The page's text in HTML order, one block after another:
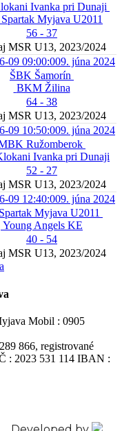
Ivanka pri Dunaji
Myjava U2011
56 - 37
MSR U13, 2023/2024
09 09:00:009. júna 2024
ŠBK Šamorín
BKM Žilina
64 - 38
MSR U13, 2023/2024
09 10:50:009. júna 2024
Ružomberok
Ivanka pri Dunaji
52 - 27
MSR U13, 2023/2024
09 12:40:009. júna 2024
Myjava U2011
Young Angels KE
40 - 54
MSR U13, 2023/2024
Mobil : 0905
866, registrované
: 2023 531 114 IBAN :